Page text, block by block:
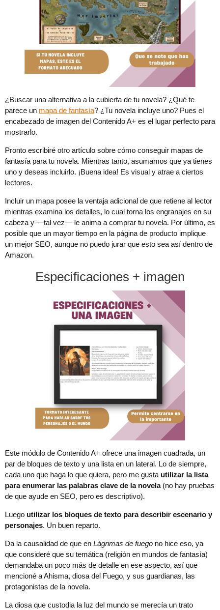
¿Buscar una alternativa a la cubierta de tu novela? ¿Qué te
parece un mapa de fantasía? ¿Tu novela incluye uno? Pues el
encabezado de imagen del Contenido A+ es el lugar perfecto para
mostrarlo.
Pronto escribiré otro artículo sobre cómo conseguir mapas de
fantasía para tu novela. Mientras tanto, asumamos que ya tienes
uno y deseas incluirlo. ¡Buena idea! Es visual y atrae a ciertos
lectores.
Incluir un mapa posee la ventaja adicional de que retiene al lector
mientras examina los detalles, lo cual torna los engranajes en su
cabeza y —tal vez— le anima a comprar tu novela. Por último, es
posible que un mayor tiempo en la página de producto implique
un mejor SEO, aunque no puedo jurar que esto sea así dentro de
Amazon.
Especificaciones + imagen
Este módulo de Contenido A+ ofrece una imagen cuadrada, un
par de bloques de texto y una lista en un lateral. Lo de siempre,
cada uno que haga lo que quiera, pero me gusta utilizar la lista
para enumerar las palabras clave de la novela (no hay pruebas
de que ayude en SEO, pero es descriptivo).
Luego utilizar los bloques de texto para describir escenario y
personajes. Un buen reparto.
Da la causalidad de que en Lágrimas de fuego no hice eso, ya
que consideré que su temática (religión en mundos de fantasía)
demandaba un poco más de detalle en ese aspecto, así que
mencioné a Ahisma, diosa del Fuego, y sus guardianas, las
protagonistas de la novela.
La diosa que custodia la luz del mundo se merecía un trato